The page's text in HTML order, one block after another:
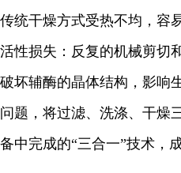
传统干燥方式受热不均，容
活性损失：反复的机械剪切
破坏辅酶的晶体结构，影响
问题，将过滤、洗涤、干燥
备中完成的“三合一”技术，